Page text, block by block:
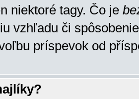
niektoré tagy. Čo je
vzhľadu či
príspevok od